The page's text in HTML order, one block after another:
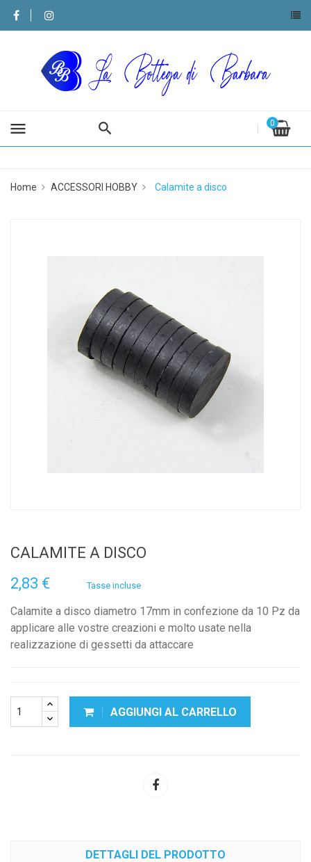
menu 0
Home ACCESSORI HOBBY Calamite a disco
CALAMITE A DISCO
2,83 €
Tasse incluse
Calamite a disco diametro 17mm in confezione da 10 Pz da
applicare alle vostre creazioni e molto usate nella
realizzazione di gessetti da attaccare
AGGIUNGI AL CARRELLO
DETTAGLI DEL PRODOTTO